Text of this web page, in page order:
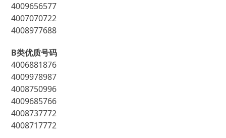
4009656577
4007070722
4008977688
B类优质号码
4006881876
4009978987
4008750996
4009685766
4008737772
4008717772